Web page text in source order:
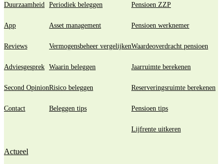
Duurzaamheid
App
Reviews
Adviesgesprek
Second Opinion
Contact
Periodiek beleggen
Asset management
Vermogensbeheer vergelijken
Waarin beleggen
Risico beleggen
Beleggen tips
Pensioen ZZP
Pensioen werknemer
Waardeoverdracht pensioen
Jaarruimte berekenen
Reserveringsruimte berekenen
Pensioen tips
Lijfrente uitkeren
Actueel